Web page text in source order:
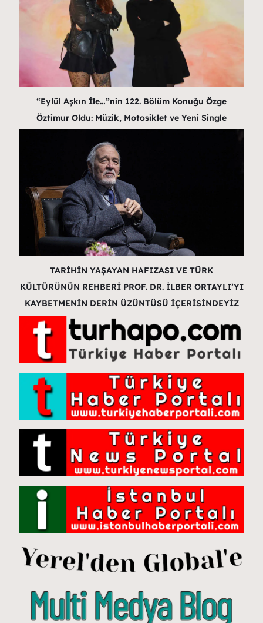
“Eylül Aşkın İle…”nin 122. Bölüm Konuğu Özge
Öztimur Oldu: Müzik, Motosiklet ve Yeni Single
TARİHİN YAŞAYAN HAFIZASI VE TÜRK
KÜLTÜRÜNÜN REHBERİ PROF. DR. İLBER ORTAYLI’YI
KAYBETMENİN DERİN ÜZÜNTÜSÜ İÇERİSİNDEYİZ